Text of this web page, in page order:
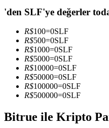
Kopya Tüccarı Olun
Kâr paylaşımı ve kopya
'den SLF'ye değerler
R$100=0SLF
R$500=0SLF
R$1000=0SLF
R$5000=0SLF
R$10000=0SLF
R$50000=0SLF
R$100000=0SLF
R$500000=0SLF
Bitrue ile Kripto